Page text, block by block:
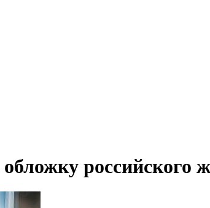
российского